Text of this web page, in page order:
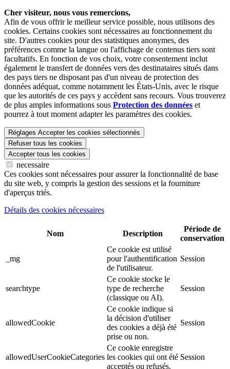
Cher visiteur, nous vous remercions,
Afin de vous offrir le meilleur service possible, nous utilisons des
cookies. Certains cookies sont nécessaires au fonctionnement du
site. D'autres cookies pour des statistiques anonymes, des
préférences comme la langue ou l'affichage de contenus tiers sont
facultatifs. En fonction de vos choix, votre consentement inclut
également le transfert de données vers des destinataires situés dans
des pays tiers ne disposant pas d'un niveau de protection des
données adéquat, comme notamment les États-Unis, avec le risque
que les autorités de ces pays y accèdent sans recours. Vous trouverez
de plus amples informations sous Protection des données et
pourrez à tout moment adapter les paramètres des cookies.
Réglages Accepter les cookies sélectionnés
Refuser tous les cookies
Accepter tous les cookies
necessaire
Ces cookies sont nécessaires pour assurer la fonctionnalité de base
du site web, y compris la gestion des sessions et la fourniture
d'aperçus triés.
Détails des cookies nécessaires
Nom Description
Période de
conservation
_mg
Ce cookie est utilisé
pour l'authentification
de l'utilisateur.
Session
searchtype
Ce cookie stocke le
type de recherche
(classique ou AI).
Session
allowedCookie
Ce cookie indique si
la décision d'utiliser
des cookies a déjà été
prise ou non.
Session
allowedUserCookieCategories
Ce cookie enregistre
les cookies qui ont été
acceptés ou refusés.
Session